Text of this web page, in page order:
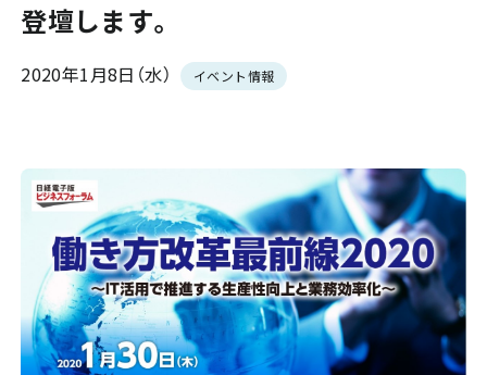
登壇します。
2020年1月8日（水） イベント情報